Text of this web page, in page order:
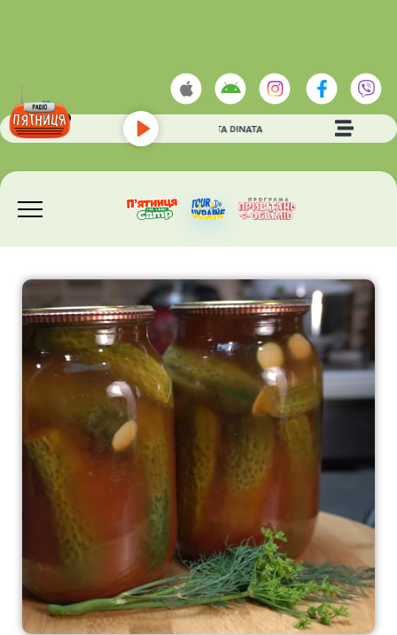
Play
Antique - DINATA DINATA